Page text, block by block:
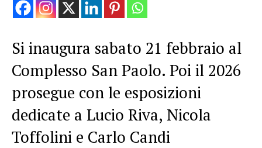
Si inaugura sabato 21 febbraio al
Complesso San Paolo. Poi il 2026
prosegue con le esposizioni
dedicate a Lucio Riva, Nicola
Toffolini e Carlo Candi